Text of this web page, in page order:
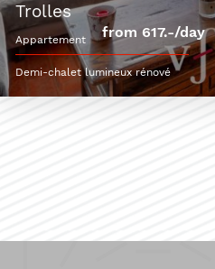
trolles
appartement from 617.-/day
Demi-chalet lumineux rénové